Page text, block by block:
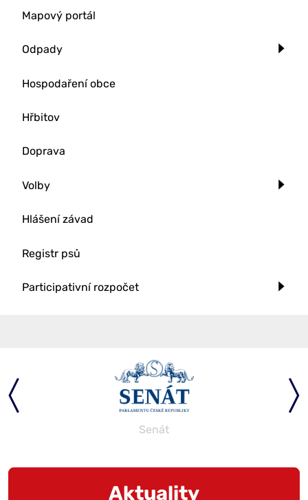
Mapový portál
Odpady
Hospodaření obce
Hřbitov
Doprava
Volby
Hlášení závad
Registr psů
Participativní rozpočet
Senát
Aktuality